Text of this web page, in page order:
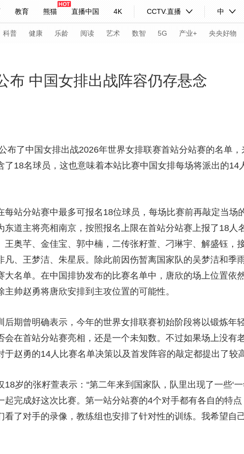
教育 熊猫 直播中国 4K CCTV.直播 中
热解读 天天学习
下载央视影音
科普 健康 乐龄 阅读 艺术 数智 5G 产业+ 央央好物
VR/AR 4K专区 全景新闻
人生第一次 人生第二次
湖 文化体育 冰雪道路 足球道路
超级工厂 智敬中国 全民健康 颜选攻略 海洋 时尚 天
播榜 总台企业白名单
布 中国女排出战阵容仍存悬念
布了中国女排出战2026年世界女排联赛首站分站赛的名单
18名球员，这也意味着本站比赛中国女排每场将派出的14
分站赛中最多可报名18位球员，每场比赛前再敲定当场
道主将亮相南京，按照报名上限在首站分站赛上报了18人
奥芊、金佳宝、郭中楠，二传张籽萱、刁琳宇、解盛钰，
凡、王梦洁、朱星辰。除此前因伤暂离国家队的吴梦洁和季
名单。在中国排协发布的比赛名单中，唐欣的场上位置依
帅赵勇将唐欣安排到主攻位置的可能性。
曾明确表示，今年的世界女排联赛初始阶段将以锻炼年
在首站分站赛亮相，还是一个未知数。不过如果场上没有
赵勇的14人比赛名单决策以及首发阵容的敲定都提出了较
的张籽萱表示：“第二年来到国家队，队里出现了一些‘一
完成好这次比赛。第一站分站赛的4个对手都有各自的特点
看了对手的录像，教练组也安排了针对性的训练。我希望自